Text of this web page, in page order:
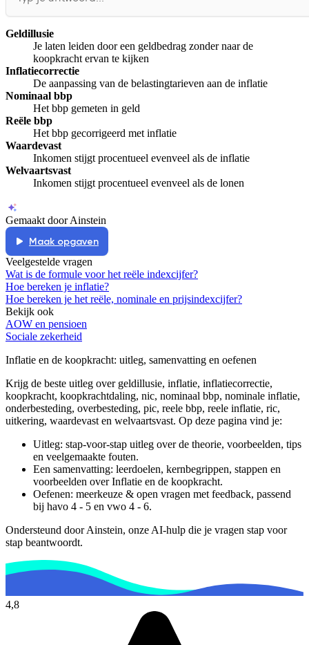
Geldillusie
Je laten leiden door een geldbedrag zonder naar de
koopkracht ervan te kijken
Inflatiecorrectie
De aanpassing van de belastingtarieven aan de inflatie
Nominaal bbp
Het bbp gemeten in geld
Reële bbp
Het bbp gecorrigeerd met inflatie
Waardevast
Inkomen stijgt procentueel evenveel als de inflatie
Welvaartsvast
Inkomen stijgt procentueel evenveel als de lonen
Gemaakt door Ainstein
Maak opgaven
Veelgestelde vragen
Wat is de formule voor het reële indexcijfer?
Hoe bereken je inflatie?
Hoe bereken je het reële, nominale en prijsindexcijfer?
Bekijk ook
AOW en pensioen
Sociale zekerheid
Inflatie en de koopkracht: uitleg, samenvatting en oefenen
Krijg de beste uitleg over geldillusie, inflatie, inflatiecorrectie,
koopkracht, koopkrachtdaling, nic, nominaal bbp, nominale inflatie,
onderbesteding, overbesteding, pic, reele bbp, reele inflatie, ric,
uitkering, waardevast en welvaartsvast. Op deze pagina vind je:
Uitleg: stap-voor-stap uitleg over de theorie, voorbeelden, tips
en veelgemaakte fouten.
Een samenvatting: leerdoelen, kernbegrippen, stappen en
voorbeelden overInflatie en de koopkracht.
Oefenen: meerkeuze & open vragen met feedback, passend
bij havo 4 - 5 en vwo 4 - 6.
Ondersteund door Ainstein, onze AI-hulp die je vragen stap voor
stap beantwoordt.
4,8